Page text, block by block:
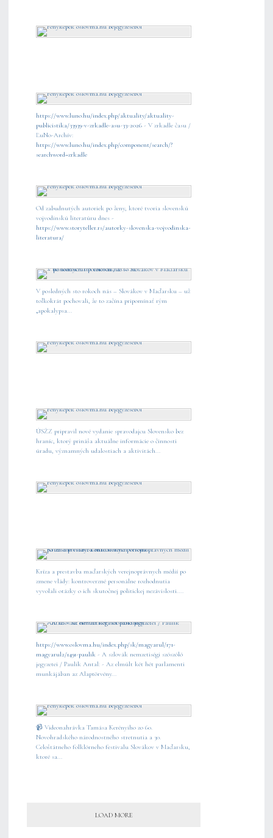
https://www.luno.hu/index.php/aktuality/aktuality-
publicistika/33939-v-zrkadle-asu-33-2026 - V zrkadle času /
ĽuNo-Archív:
https://www.luno.hu/index.php/component/search/?
searchword=zrkadle
Od zabudnutých autoriek po ženy, ktoré tvoria slovenskú
vojvodinskú literatúru dnes -
https://www.storyteller.rs/autorky-slovenska-vojvodinska-
literatura/
V posledných sto rokoch nás – Slovákov v Maďarsku – už
toľkokrát pochovali, že to začína pripomínať rým
„apokalypsa...
ÚSŽZ pripravil nové vydanie spravodajcu Slovensko bez
hraníc, ktorý prináša aktuálne informácie o činnosti
úradu, významných udalostiach a aktivitách...
Kríza a prestavba maďarských verejnoprávnych médií po
zmene vlády: kontroverzné personálne rozhodnutia
vyvolali otázky o ich skutočnej politickej nezávislosti....
https://www.oslovma.hu/index.php/sk/magyarul/171-
magyarul2/1491-paulik - A szlovák nemzetiségi szószóló
jegyzetei / Paulik Antal: - Az elmúlt két hét parlamenti
munkájában az Alaptörvény...
📹 Videonahrávka Tamása Kerényiho zo 60.
Novohradského národnostného stretnutia a 30.
Celoštátneho folklórneho festivalu Slovákov v Maďarsku,
ktoré sa...
LOAD MORE